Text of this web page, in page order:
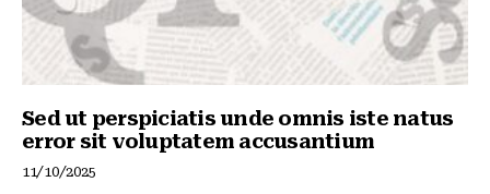
Sed ut perspiciatis unde omnis iste natus
error sit voluptatem accusantium
11/10/2025